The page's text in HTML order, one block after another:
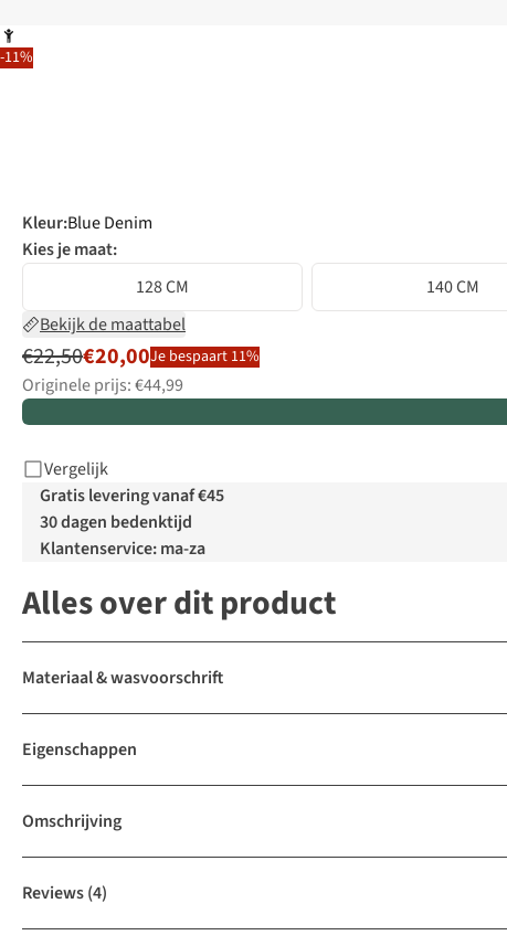
-11%
Kleur:Blue Denim
Kies je maat:
128 CM
140 CM
Bekijk de maattabel
€22,50€20,00Je bespaart 11%
Originele prijs: €44,99
Vergelijk
Gratis levering vanaf €45
30 dagen bedenktijd
Klantenservice: ma-za
Alles over dit product
Materiaal & wasvoorschrift
Eigenschappen
Omschrijving
Reviews(4)